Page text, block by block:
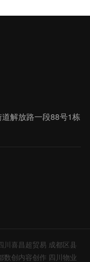
解放路一段88号1栋
川喜昌超贸易 成都区县
数创内容创作 四川物业